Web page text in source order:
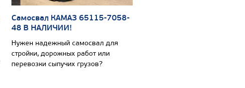
Самосвал КАМАЗ 65115-7058-
48 В НАЛИЧИИ!
Нужен надежный самосвал для
стройки, дорожных работ или
перевозки сыпучих грузов?